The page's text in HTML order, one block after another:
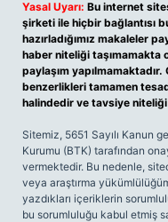
Yasal Uyarı: Bu internet
şirketi ile hiçbir bağlantısı
hazırladığımız makaleler
haber niteliği taşımamakta
paylaşım
benzerlikleri tamamen
halindedir ve tavsiye niteliği
Sitemiz, 5651 Sayılı Kanun
Kurumu (BTK) tarafından
vermektedir. Bu nedenle,
veya araştırma
yazdıkları içeriklerin
bu sorumluluğu kabul etmiş